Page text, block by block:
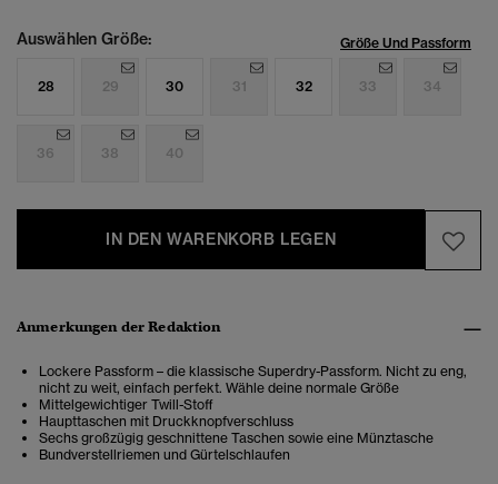
Auswählen Größe: Größe Und Passform
28 29 30 31 32 33 34
36 38 40
IN DEN WARENKORB LEGEN
Anmerkungen der Redaktion
Lockere Passform – die klassische Superdry-Passform. Nicht zu eng,
nicht zu weit, einfach perfekt. Wähle deine normale Größe
Mittelgewichtiger Twill-Stoff
Haupttaschen mit Druckknopfverschluss
Sechs großzügig geschnittene Taschen sowie eine Münztasche
Bundverstellriemen und Gürtelschlaufen